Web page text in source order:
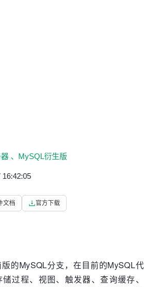
、 MySQL衍生版
16:42:05
文档 官方下载
的MySQL分支，在目前的MySQL代
过程、视图、触发器、查询缓存、